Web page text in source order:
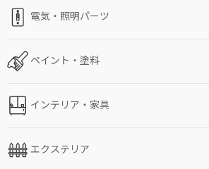
電気・照明パーツ
ペイント・塗料
インテリア・家具
エクステリア